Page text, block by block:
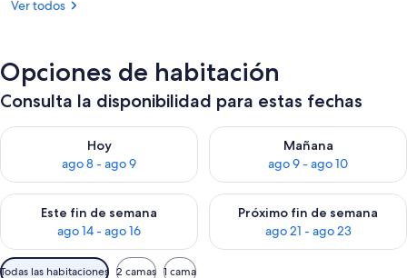
Ver todos
Opciones de habitación
Consulta la disponibilidad para estas fechas
Hoy
ago 8 - ago 9
Consulta la disponibilidad para hoy ago 8 - ago 9
Mañana
ago 9 - ago 10
Consulta la disponibilidad
Este fin de semana
ago 14 - ago 16
Consulta la disponibilidad para este fin de semana ago 14 -
Próximo fin de semana
ago 21 - ago 23
Consulta la disponibilidad
Filtros
Todas las habitaciones 2 camas 1 cama